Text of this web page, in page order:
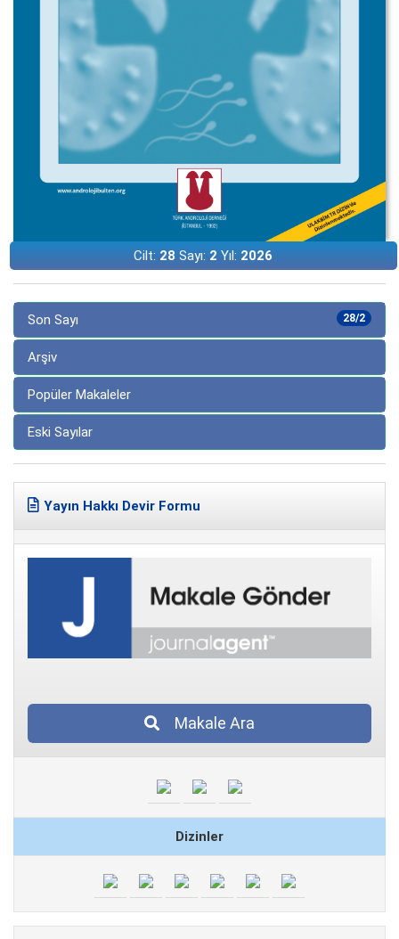
Cilt: 28 Sayı: 2 Yıl: 2026
28/2
Son Sayı
Arşiv
Popüler Makaleler
Eski Sayılar
Yayın Hakkı Devir Formu
Makale Ara
Dizinler